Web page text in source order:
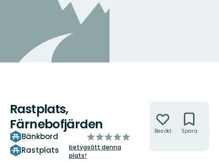
Rastplats,
Färnebofjärden
Bänkbord
Rastplats
av
5
stjärnor
betygsätt denna
plats!
Besökt Spara